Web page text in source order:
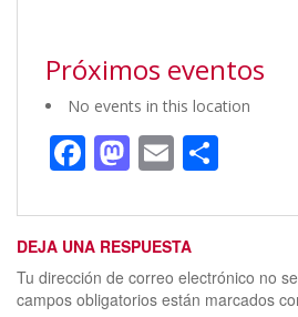
Próximos eventos
No events in this location
F
e
b
o
M
to
d
o
E
ai
l
m
p
ar
DEJA UNA RESPUESTA
Tu dirección de correo electrónico no
campos obligatorios están marcados